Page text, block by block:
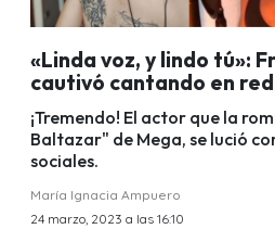
«Linda voz, y lindo tú»:
cautivó cantando en
¡Tremendo! El actor que la
Baltazar" de Mega, se lució
sociales.
María Ignacia Ampuero
24 marzo, 2023 a las 16:10